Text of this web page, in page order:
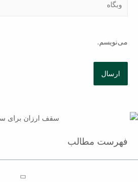
می‌نویسم.
فهرست مطالب